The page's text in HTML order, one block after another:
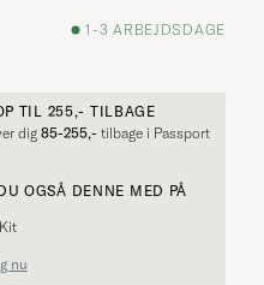
1-3 ARBEJDSDAGE
TIL 255,- TILBAGE
dig 85-255,- tilbage i Passport
OGSÅ DENNE MED PÅ
nu